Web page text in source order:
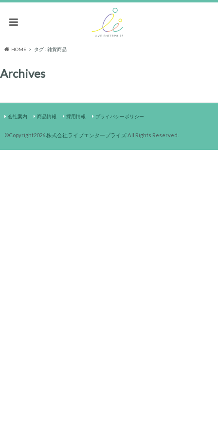
HOME タグ : 雑貨商品
Archives
会社案内 商品情報 採用情報 プライバシーポリシー
©Copyright2026株式会社ライブエンタープライズ.All Rights Reserved.